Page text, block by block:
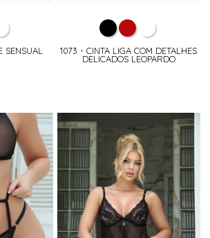
SENSUAL 1073 - CINTA LIGA COM DETALHES
DELICADOS LEOPARDO